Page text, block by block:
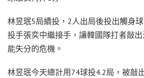
林昱珉5局續投，2人出局後投出觸身
投手張奕中繼接手，讓韓國隊打者敲
能失分的危機。
林昱珉今天總計用74球投4.2局，被敲